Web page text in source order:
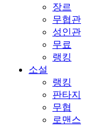
장르
무협관
성인관
무료
랭킹
소설
랭킹
판타지
무협
로맨스